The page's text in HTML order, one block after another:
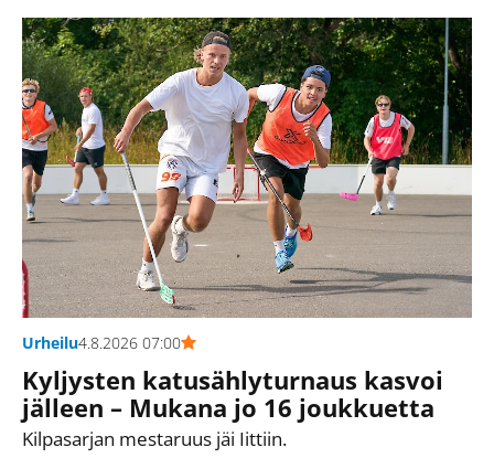
Urheilu4.8.2026 07:00
Kyljysten katusählyturnaus kasvoi
jälleen – Mukana jo 16 joukkuetta
Kilpasarjan mestaruus jäi Iittiin.